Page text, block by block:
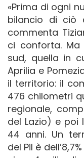
«Prima di ogni
bilancio di
commenta
ci conforta. Ma
sud, quella in
Aprilia e
il territorio: il
476 chilometri
regionale,
del Lazio) e poi
44 anni. Un
del Pil è